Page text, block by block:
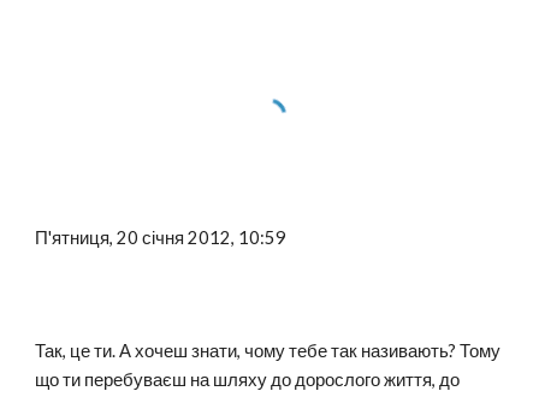
П'ятниця, 20 січня 2012, 10:59
Так, це ти. А хочеш знати, чому тебе так називають? Тому
що ти перебуваєш на шляху до дорослого життя, до